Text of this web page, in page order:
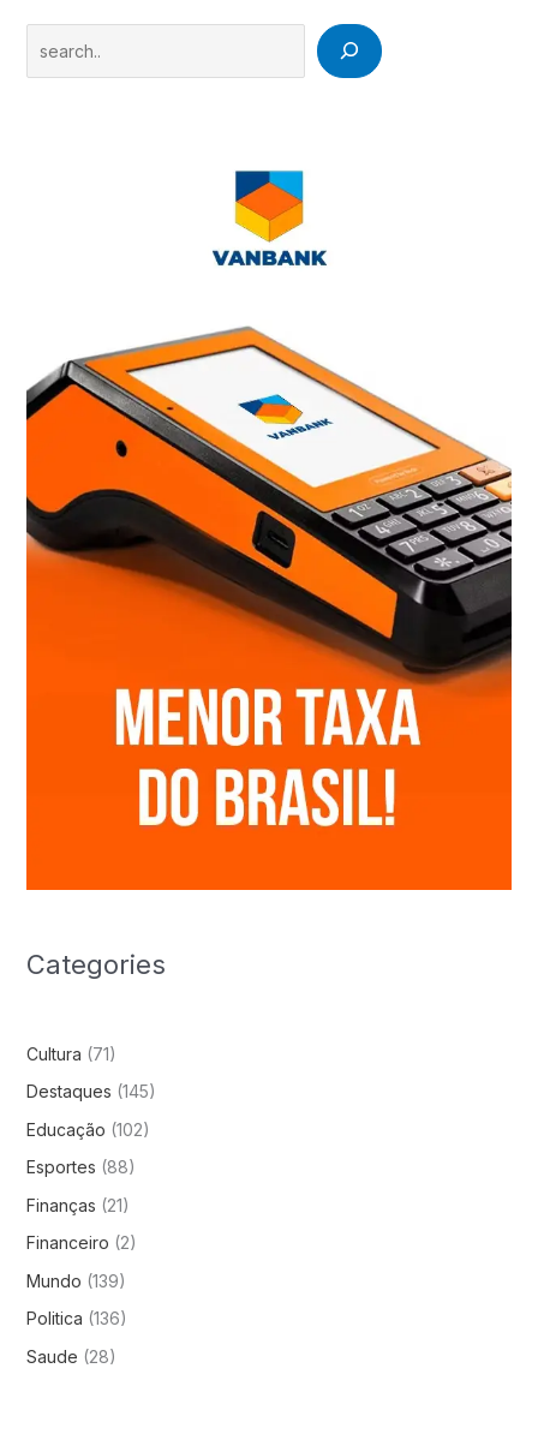
Categories
Cultura (71)
Destaques (145)
Educação (102)
Esportes (88)
Finanças (21)
Financeiro (2)
Mundo (139)
Politica (136)
Saude (28)